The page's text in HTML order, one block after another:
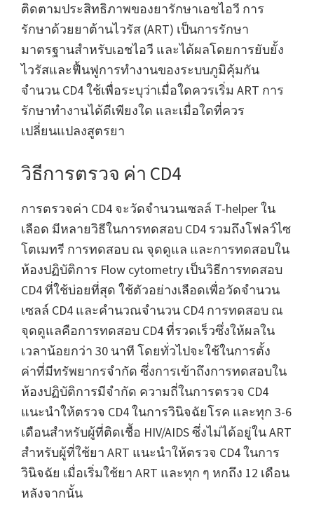
ติดตามประสิทธิภาพของยารักษาเอชไอวี การ
รักษาด้วยยาต้านไวรัส (ART) เป็นการรักษา
มาตรฐานสำหรับเอชไอวี และได้ผลโดยการยับยั้ง
ไวรัสและฟื้นฟูการทำงานของระบบภูมิคุ้มกัน
จำนวน CD4 ใช้เพื่อระบุว่าเมื่อใดควรเริ่ม ART การ
รักษาทำงานได้ดีเพียงใด และเมื่อใดที่ควร
เปลี่ยนแปลงสูตรยา
วิธีการตรวจ ค่า CD4
การตรวจค่า CD4 จะวัดจำนวนเซลล์ T-helper ใน
เลือด มีหลายวิธีในการทดสอบ CD4 รวมถึงโฟลว์ไซ
โตเมทรี การทดสอบ ณ จุดดูแล และการทดสอบใน
ห้องปฏิบัติการ Flow cytometry เป็นวิธีการทดสอบ
CD4 ที่ใช้บ่อยที่สุด ใช้ตัวอย่างเลือดเพื่อวัดจำนวน
เซลล์ CD4 และคำนวณจำนวน CD4 การทดสอบ ณ
จุดดูแลคือการทดสอบ CD4 ที่รวดเร็วซึ่งให้ผลใน
เวลาน้อยกว่า 30 นาที โดยทั่วไปจะใช้ในการตั้ง
ค่าที่มีทรัพยากรจำกัด ซึ่งการเข้าถึงการทดสอบใน
ห้องปฏิบัติการมีจำกัด ความถี่ในการตรวจ CD4
แนะนำให้ตรวจ CD4 ในการวินิจฉัยโรค และทุก 3-6
เดือนสำหรับผู้ที่ติดเชื้อ HIV/AIDS ซึ่งไม่ได้อยู่ใน ART
สำหรับผู้ที่ใช้ยา ART แนะนำให้ตรวจ CD4 ในการ
วินิจฉัย เมื่อเริ่มใช้ยา ART และทุก ๆ หกถึง 12 เดือน
หลังจากนั้น